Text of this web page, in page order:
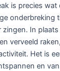
is precies wat
onderbreking
In
verveeld
Het is
en